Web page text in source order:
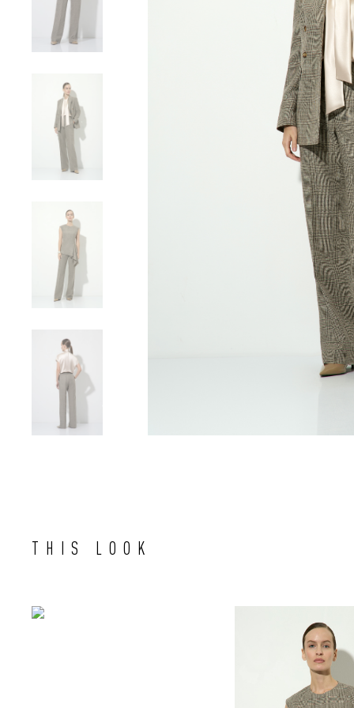
THIS LOOK